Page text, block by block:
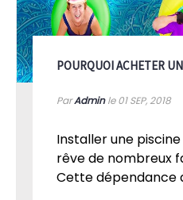
POURQUOI ACHETER
ParAdminle 01SEP, 2018
Installer une
rêve de nombreux
Cette dépendance